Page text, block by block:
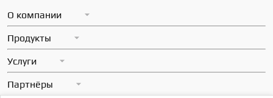
О компании
Вакансии
Контакты
Новости
Продукты
Стрелец
Лира-Р
Услуги
Партнёры